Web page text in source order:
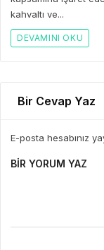
kahvaltı ve...
DEVAMINI OKU
Bir Cevap Yaz
E-posta hesabınız
BIR YORUM YAZ